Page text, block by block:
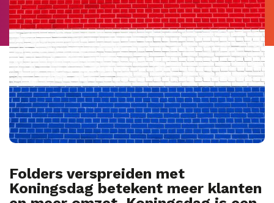
Folders verspreiden met
Koningsdag betekent meer klanten